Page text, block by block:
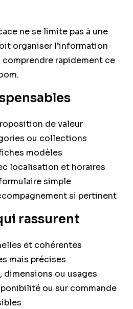
ne se limite pas à une
organiser l’information
rapidement ce
de valeur
ou collections
modèles
localisation et horaires
simple
si pertinent
rassurent
et cohérentes
mais précises
dimensions ou usages
ou sur commande